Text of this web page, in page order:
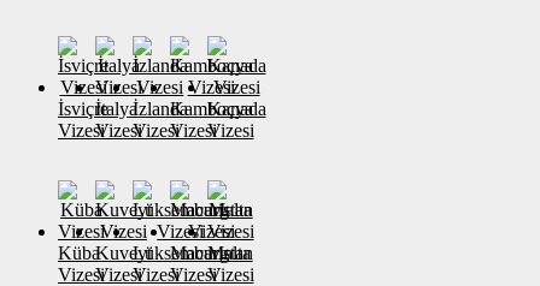
İsviçre
Vizesi
İtalya
Vizesi
İzlanda
Vizesi
Kamboçya
Vizesi
Kanada
Vizesi
Küba
Vizesi
Kuveyt
Vizesi
Lüksemburg
Vizesi
Macaristan
Vizesi
Malta
Vizesi